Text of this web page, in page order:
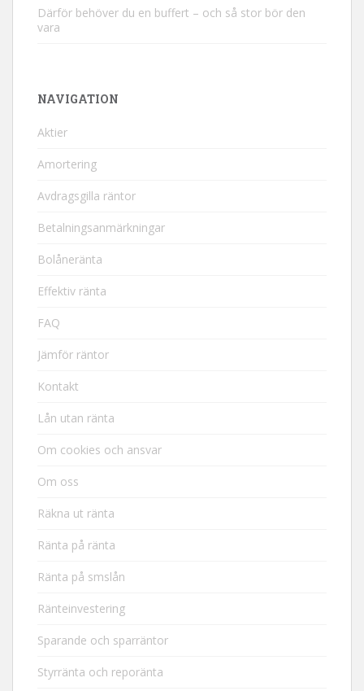
Därför behöver du en buffert – och så stor bör den
vara
NAVIGATION
Aktier
Amortering
Avdragsgilla räntor
Betalningsanmärkningar
Bolåneränta
Effektiv ränta
FAQ
Jämför räntor
Kontakt
Lån utan ränta
Om cookies och ansvar
Om oss
Räkna ut ränta
Ränta på ränta
Ränta på smslån
Ränteinvestering
Sparande och sparräntor
Styrränta och reporänta